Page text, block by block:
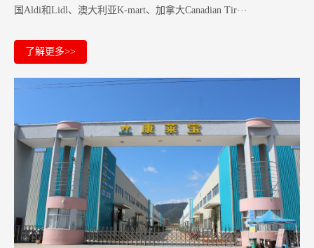
国Aldi和Lidl、澳大利亚K-mart、加拿大Canadian Tir···
了解更多>>